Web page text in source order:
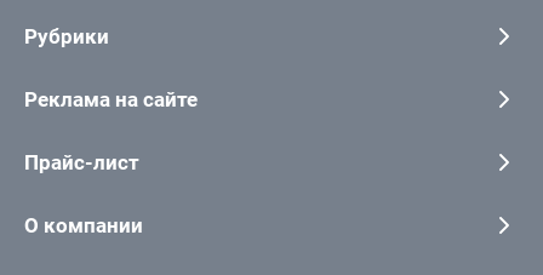
Рубрики
Реклама на сайте
Прайс-лист
О компании